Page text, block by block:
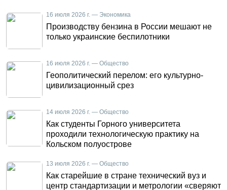
16 июля 2026 г. — Экономика
Производству бензина в России мешают не
только украинские беспилотники
16 июля 2026 г. — Общество
Геополитический перелом: его культурно-
цивилизационный срез
14 июля 2026 г. — Общество
Как студенты Горного университета
проходили технологическую практику на
Кольском полуострове
13 июля 2026 г. — Общество
Как старейшие в стране технический вуз и
центр стандартизации и метрологии «сверяют